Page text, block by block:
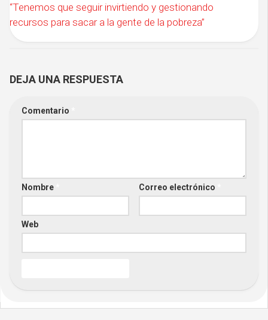
“Tenemos que seguir invirtiendo y gestionando
recursos para sacar a la gente de la pobreza”
DEJA UNA RESPUESTA
Comentario
Nombre Correo electrónico
Web